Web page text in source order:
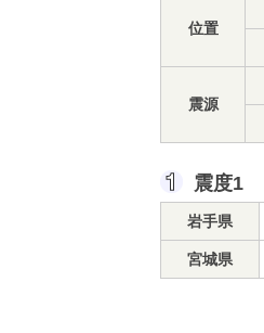
位置
震源
震度1
岩手県
宮城県